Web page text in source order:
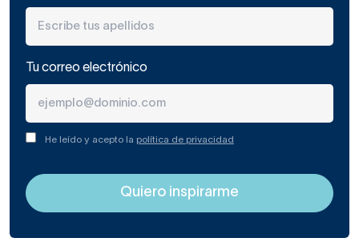
Tu correo electrónico
He leído y acepto la política de privacidad